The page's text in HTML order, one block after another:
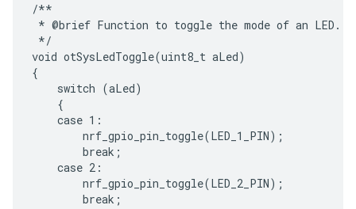
/**
* @brief Function to toggle the mode of an LED.
*/
void otSysLedToggle(uint8_t aLed)
{
    switch (aLed)
    {
    case 1:
        nrf_gpio_pin_toggle(LED_1_PIN);
        break;
    case 2:
        nrf_gpio_pin_toggle(LED_2_PIN);
        break;